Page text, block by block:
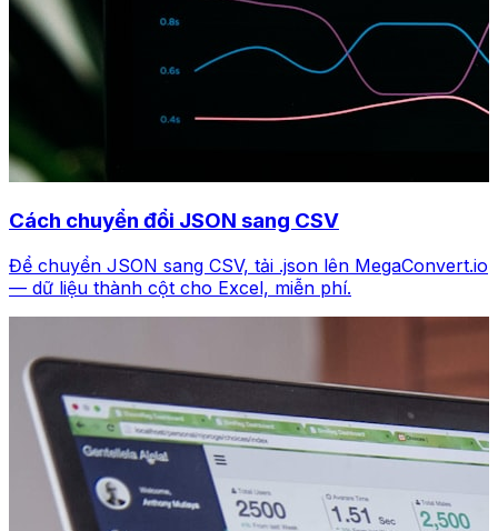
Cách chuyển đổi JSON sang CSV
Để chuyển JSON sang CSV, tải .json lên MegaConvert.io
— dữ liệu thành cột cho Excel, miễn phí.